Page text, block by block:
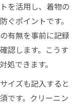
を活用し、着物の
ぐポイントです。
有無を事前に記録
認します。こうす
処できます。
イズも記入すると
です。クリーニン